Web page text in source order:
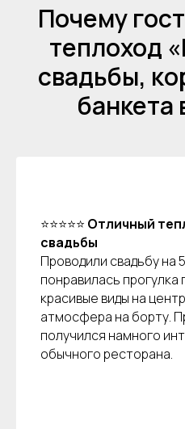
Почему
теплоход
свадьбы,
банкета
⭐⭐⭐⭐⭐ Отличный
свадьбы
Проводили свадьбу на
понравилась
красивые виды на
атмосфера на борту.
получился намного
обычного ресторана.